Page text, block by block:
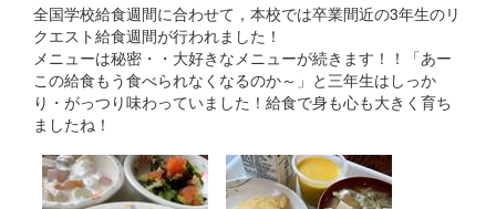
全国学校給食週間に合わせて，本校では卒業間近の3年生のリ
クエスト給食週間が行われました！
メニューは秘密・・大好きなメニューが続きます！！「あー
この給食もう食べられなくなるのか～」と三年生はしっか
り・がっつり味わっていました！給食で身も心も大きく育ち
ましたね！